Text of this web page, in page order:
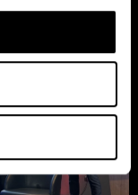
it for
data is processed
section.
tresu rizici,
nižu rekorde